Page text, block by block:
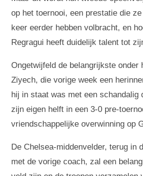
op het toernooi, een prestatie die
keer eerder hebben volbracht, en
Regragui heeft duidelijk talent tot
Ongetwijfeld de belangrijkste onder
Ziyech, die vorige week een
hij in staat was met een schandalig
zijn eigen helft in een 3-0 pre-
vriendschappelijke overwinning op
De Chelsea-middenvelder, terug in
met de vorige coach, zal een